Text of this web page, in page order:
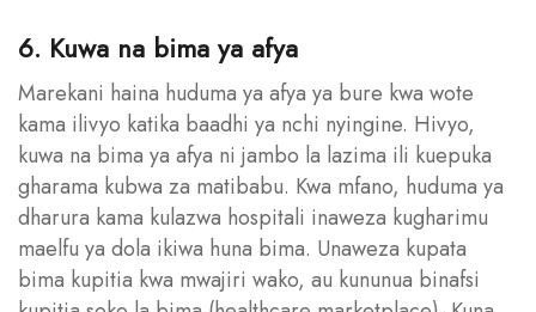
6. Kuwa na bima ya afya
Marekani haina huduma ya afya ya bure kwa wote
kama ilivyo katika baadhi ya nchi nyingine. Hivyo,
kuwa na bima ya afya ni jambo la lazima ili kuepuka
gharama kubwa za matibabu. Kwa mfano, huduma ya
dharura kama kulazwa hospitali inaweza kugharimu
maelfu ya dola ikiwa huna bima. Unaweza kupata
bima kupitia kwa mwajiri wako, au kununua binafsi